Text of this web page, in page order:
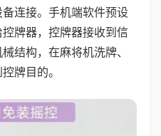
连接。手机端软件预设
牌器，控牌器接收到信
结构，在麻将机洗牌、
牌目的。